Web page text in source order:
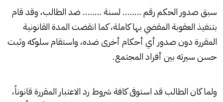
سبق صدور الحكم رقم …….. لسنة …….. ضد الطالب، وقد قام
بتنفيذ العقوبة المقضي بها كاملة، كما انقضت المدة القانونية
المقررة دون صدور أي أحكام أخرى ضده، واستقام سلوكه وثبت
حسن سيرته بين أفراد المجتمع.
ولما كان الطالب قد استوفى كافة شروط رد الاعتبار المقررة قانوناً،